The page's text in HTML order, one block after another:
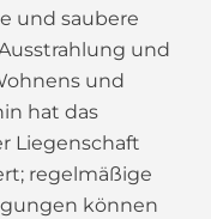
und saubere
und
und
hat das
Liegenschaft
regelmäßige
können